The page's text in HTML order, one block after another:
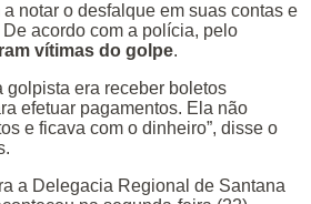
notar o desfalque em suas contas e
acordo com a polícia, pelo
vítimas do golpe.
golpista era receber boletos
efetuar pagamentos. Ela não
e ficava com o dinheiro”, disse o
a Delegacia Regional de Santana